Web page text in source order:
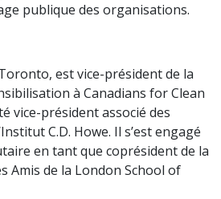
publique des organisations.
est vice-président de la
à Canadians for Clean
vice-président associé des
C.D. Howe. Il s’est engagé
en tant que coprésident de la
Amis de la London School of